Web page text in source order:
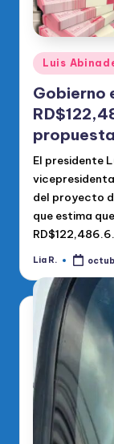
Publicado
en
Luis
Gobierno
El presidente
del proyecto
que estima
Publicado
Lia R.